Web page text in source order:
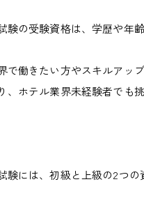
験の受験資格は、学歴や年
で働きたい方やスキルアッ
、ホテル業界未経験者でも挑
験には、初級と上級の2つの